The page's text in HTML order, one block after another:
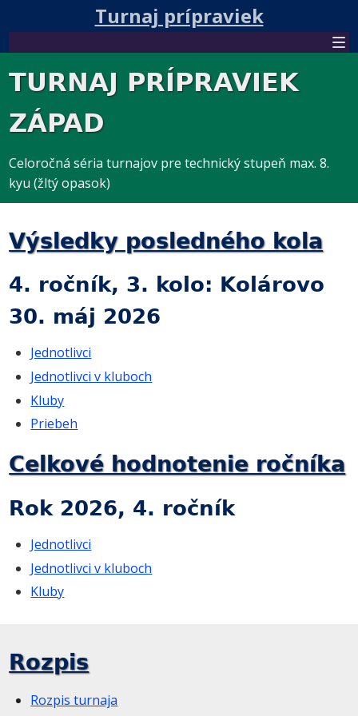
Turnaj prípraviek
TURNAJ PRÍPRAVIEK
ZÁPAD
Celoročná séria turnajov pre technický stupeň max. 8.
kyu (žltý opasok)
Výsledky posledného kola
4. ročník, 3. kolo: Kolárovo
30. máj 2026
Jednotlivci
Jednotlivci v kluboch
Kluby
Priebeh
Celkové hodnotenie ročníka
Rok 2026, 4. ročník
Jednotlivci
Jednotlivci v kluboch
Kluby
Rozpis
Rozpis turnaja